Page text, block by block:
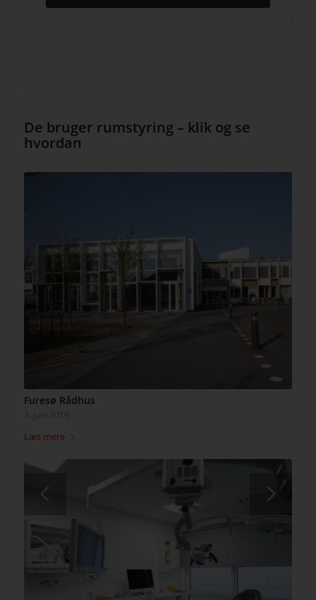
De bruger rumstyring – klik og se
hvordan
Furesø Rådhus
Læs mere